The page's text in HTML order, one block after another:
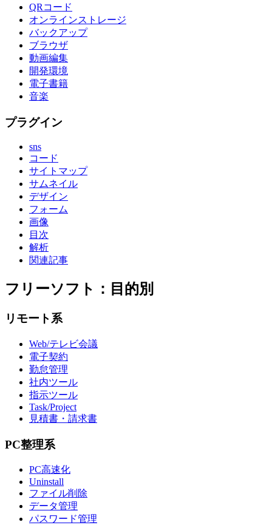
QRコード
オンラインストレージ
バックアップ
ブラウザ
動画編集
開発環境
電子書籍
音楽
プラグイン
sns
コード
サイトマップ
サムネイル
デザイン
フォーム
画像
目次
解析
関連記事
フリーソフト：目的別
リモート系
Web/テレビ会議
電子契約
勤怠管理
社内ツール
指示ツール
Task/Project
見積書・請求書
PC整理系
PC高速化
Uninstall
ファイル削除
データ管理
パスワード管理